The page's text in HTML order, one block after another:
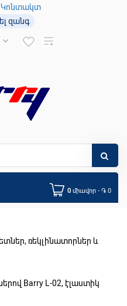
Կոնտակտ
զանգ
0 միավոր - ֏ 0
ռեկլինատորներ և
Barry L-02, էլաստիկ